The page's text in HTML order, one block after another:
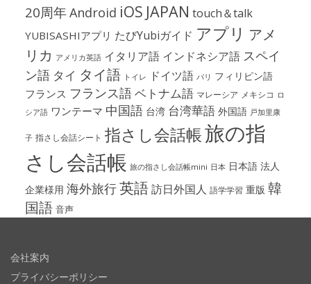
20周年Android iOS JAPAN touch＆talk
YUBISASHIアプリ たびYubiガイド アプリ アメ
リカ アメリカ英語 イタリア語 インドネシア語 スペイ
ン語 タイ タイ語 トイレ ドイツ語 パリ フィリピン語
フランス フランス語ベトナム語 マレーシア メキシコ ロ
シア語 ワンテーマ 中国語 台湾 台湾華語 外国語 戸加里康
子 指さし会話シート 指さし会話帳旅の指
さし会話帳 旅の指さし会話帳mini 日本 日本語 法人
企業様用 海外旅行英語訪日外国人 語学学習 重版 韓
国語 音声
会社案内
プライバシーポリシー